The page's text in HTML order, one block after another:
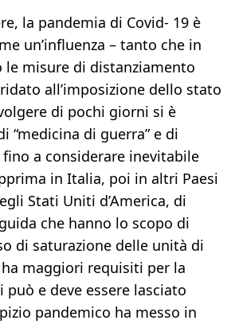
la pandemia di Covid- 19 è
un’influenza – tanto che in
misure di distanziamento
all’imposizione dello stato
di pochi giorni si è
“medicina di guerra” e di
fino a considerare inevitabile
in Italia, poi in altri Paesi
Stati Uniti d’America, di
che hanno lo scopo di
di saturazione delle unità di
maggiori requisiti per la
può e deve essere lasciato
pandemico ha messo in